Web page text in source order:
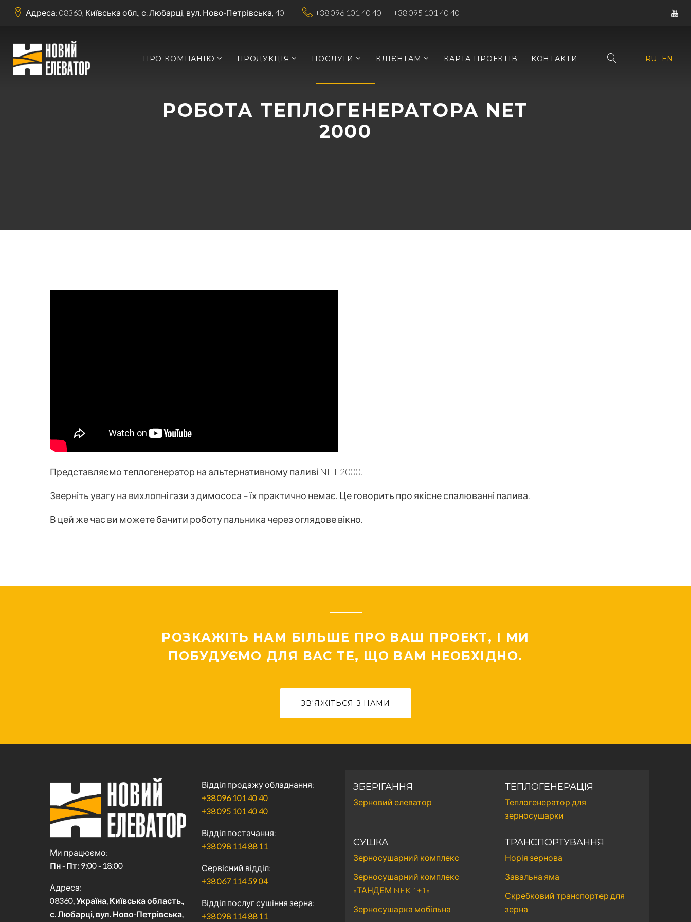
Адреса: 08360, Київська обл., с. Любарці, вул. Ново-Петрівська, 40 +38 096 101 40 40 +38 095 101 40 40
RU EN
ПРО КОМПАНІЮ ПРОДУКЦІЯ ПОСЛУГИ КЛІЄНТАМ КАРТА ПРОЕКТІВ КОНТАКТИ
РОБОТА ТЕПЛОГЕНЕРАТОРА NET
2000
Представляємо теплогенератор на альтернативному паливі NET 2000.
Зверніть увагу на вихлопні гази з димососа – їх практично немає. Це говорить про якісне спалюванні палива.
В цей же час ви можете бачити роботу пальника через оглядове вікно.
РОЗКАЖІТЬ НАМ БІЛЬШЕ ПРО ВАШ ПРОЕКТ, І МИ
ПОБУДУЄМО ДЛЯ ВАС ТЕ, ЩО ВАМ НЕОБХІДНО.
ЗВ'ЯЖІТЬСЯ З НАМИ
Ми працюємо
Пн - Пт: 9:00 - 18:00
Адреса
08360, Україна, Київська область.,
с. Любарці, вул. Ново-Петрівська,
Відділ продажу обладнання
+38 096 101 40 40
+38 095 101 40 40
Відділ постачання
+38 098 114 88 11
Сервісний відділ
+38 067 114 59 04
Відділ послуг сушіння зерна
+38 098 114 88 11
ЗБЕРІГАННЯ
Зерновий елеватор
ТЕПЛОГЕНЕРАЦІЯ
Теплогенератор для
зерносушарки
СУШКА
Зерносушарний комплекс
Зерносушарний комплекс
«ТАНДЕМ NEK 1+1»
Зерносушарка мобільна
ТРАНСПОРТУВАННЯ
Норія зернова
Завальна яма
Скребковий транспортер для
зерна